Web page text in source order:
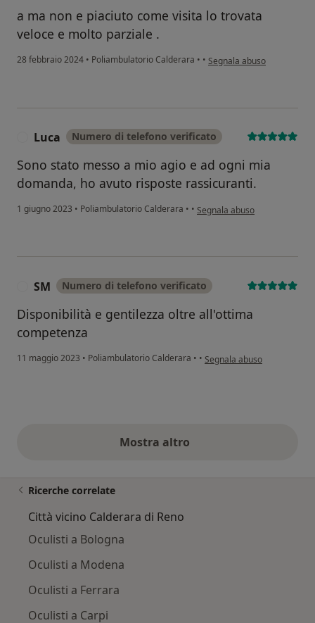
a ma non e piaciuto come visita lo trovata
veloce e molto parziale .
28 febbraio 2024 • Poliambulatorio Calderara • • secondo l'opinione
Segnala abuso
Luca Numero di telefono verificato
Sono stato messo a mio agio e ad ogni mia
domanda, ho avuto risposte rassicuranti.
1 giugno 2023 • Poliambulatorio Calderara • • secondo l'opinione dell'utente
Segnala abuso
SM Numero di telefono verificato
Disponibilità e gentilezza oltre all'ottima
competenza
11 maggio 2023 • Poliambulatorio Calderara • • secondo l'opinione
Segnala abuso
Mostra altroopinioni di cui sopra
Ricerche correlate
Città vicino Calderara di Reno
Oculisti a Bologna
Oculisti a Modena
Oculisti a Ferrara
Oculisti a Carpi